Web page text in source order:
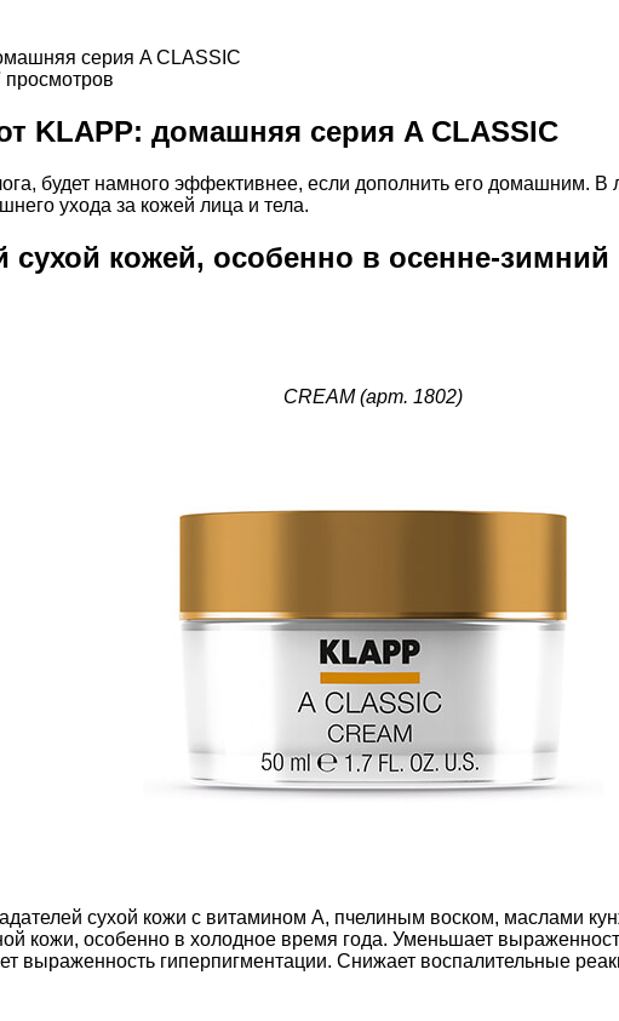
просмотров
KLAPP: домашняя серия A CLASSIC
будет намного эффективнее, если дополнить его домашним. В
ухода за кожей лица и тела.
сухой кожей, особенно в осенне-
CREAM (арт. 1802)
сухой кожи с витамином A, пчелиным воском, маслами
кожи, особенно в холодное время года. Уменьшает
выраженность гиперпигментации. Снижает воспалительные